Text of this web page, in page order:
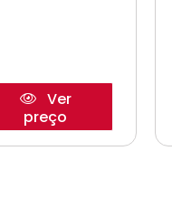
Ver
preço